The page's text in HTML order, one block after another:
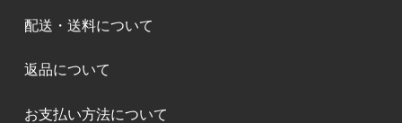
配送・送料について
返品について
お支払い方法について